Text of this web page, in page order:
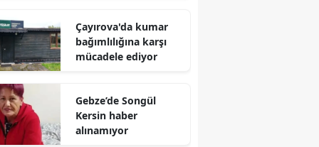
Mersin
İzmir
Kars
Çayırova'da kumar
bağımlılığına karşı
mücadele ediyor
Gebze’de Songül
Kersin haber
alınamıyor